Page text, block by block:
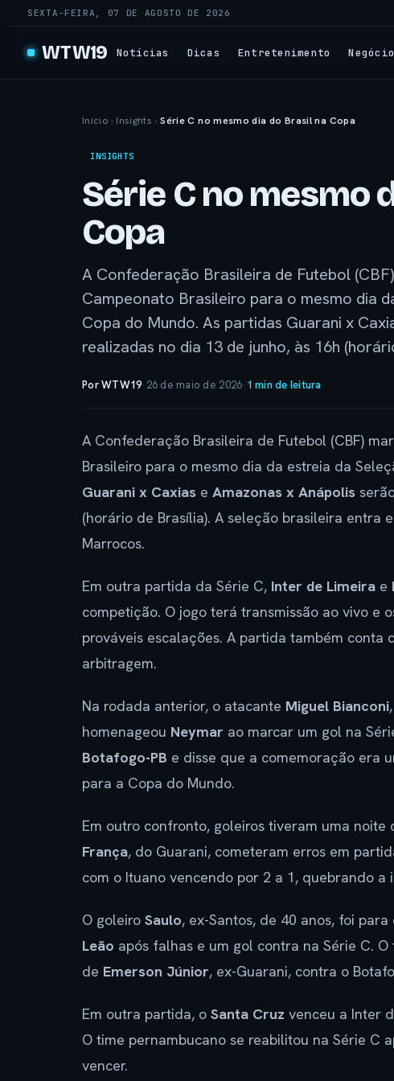
SEXTA-FEIRA, 07 DE AGOSTO DE 2026
WTW19 Notícias Dicas Entretenimento
Início › Insights › Série C no mesmo dia do Brasil na Copa
INSIGHTS
Série C no mesmo
Copa
A Confederação Brasileira de Futebol
Campeonato Brasileiro para o mesmo dia
Copa do Mundo. As partidas Guarani x
realizadas no dia 13 de junho, às 16h
Por WTW19· 26 de maio de 2026· 1 min de leitura
A Confederação Brasileira de Futebol (CBF)
Brasileiro para o mesmo dia da estreia da
Guarani x Caxias e Amazonas x Anápolis
(horário de Brasília). A seleção brasileira entra
Marrocos.
Em outra partida da Série C, Inter de Limeira e
competição. O jogo terá transmissão ao vivo e
prováveis escalações. A partida também conta
arbitragem.
Na rodada anterior, o atacante Miguel Bianconi
homenageou Neymar ao marcar um gol na
Botafogo-PB e disse que a comemoração era
para a Copa do Mundo.
Em outro confronto, goleiros tiveram uma noite
França, do Guarani, cometeram erros em
com o Ituano vencendo por 2 a 1, quebrando
O goleiro Saulo, ex-Santos, de 40 anos, foi
Leão após falhas e um gol contra na Série C. O
de Emerson Júnior, ex-Guarani, contra o
Em outra partida, o Santa Cruz venceu a Inter
O time pernambucano se reabilitou na Série C
vencer.